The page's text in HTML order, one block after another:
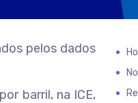
pelos dados
barril, na ICE,